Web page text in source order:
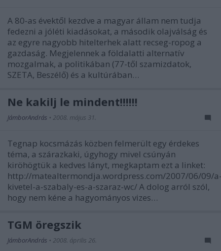
A 80-as évektől kezdve a magyar állam nem tudja
fedezni a jóléti kiadásokat, a második olajválság és
az egyre nagyobb hitelterhek alatt recseg-ropog a
gazdaság. Megjelennek a földalatti alternatív
mozgalmak, a politikában (77-től szamizdatok,
SZETA, Beszélő) és a kultúrában…
Ne kakilj le mindent!!!!!!
JámborAndrás • 2008. május 31.
Tegnap kocsmázás közben felmerült egy érdekes
téma, a szárazkaki, úgyhogy mivel csúnyán
kiröhögtük a kedves lányt, megkaptam ezt a linket:
http://matealtermondja.wordpress.com/2007/06/09/
kivetel-a-szabaly-es-a-szaraz-wc/ A dolog arról szól,
hogy nem kéne a hagyományos vizes…
TGM öregszik
JámborAndrás • 2008. április 26.